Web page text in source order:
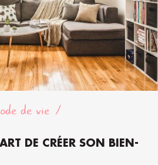
de vie
DE CRÉER SON BIEN-